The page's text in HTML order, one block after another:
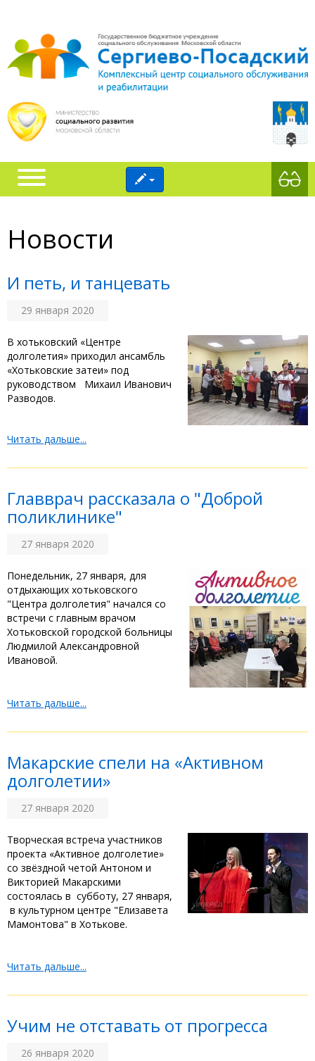
Новости
И петь, и танцевать
29 января 2020
В хотьковский «Центре
долголетия» приходил ансамбль
«Хотьковские затеи» под
руководством Михаил Иванович
Разводов.
Читать дальше...
Главврач рассказала о "Доброй
поликлинике"
27 января 2020
Понедельник, 27 января, для
отдыхающих хотьковского
"Центра долголетия" начался со
встречи с главным врачом
Хотьковской городской больницы
Людмилой Александровной
Ивановой.
Читать дальше...
Макарские спели на «Активном
долголетии»
27 января 2020
Творческая встреча участников
проекта «Активное долголетие»
со звёздной четой Антоном и
Викторией Макарскими
состоялась в субботу, 27 января,
в культурном центре "Елизавета
Мамонтова" в Хотькове.
Читать дальше...
Учим не отставать от прогресса
26 января 2020